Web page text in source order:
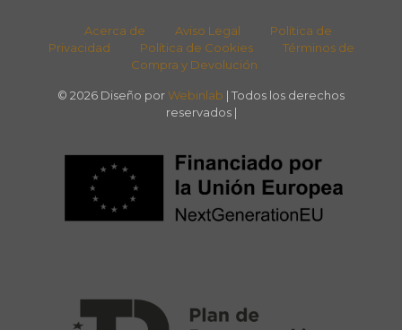
Acerca de Aviso Legal
Política de
Privacidad
Política de Cookies
Términos de
Compra y Devolución
© 2026 Diseño por Webinlab | Todos los derechos
reservados |